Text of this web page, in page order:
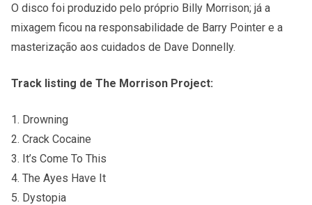
O disco foi produzido pelo próprio Billy Morrison; já a
mixagem ficou na responsabilidade de Barry Pointer e a
masterização aos cuidados de Dave Donnelly.
Track listing de The Morrison Project:
1. Drowning
2. Crack Cocaine
3. It’s Come To This
4. The Ayes Have It
5. Dystopia